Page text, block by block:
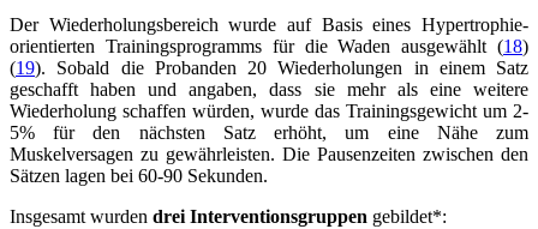
Der Wiederholungsbereich wurde auf Basis eines Hypertrophie-
orientierten Trainingsprogramms für die Waden ausgewählt (18)
(19). Sobald die Probanden 20 Wiederholungen in einem Satz
geschafft haben und angaben, dass sie mehr als eine weitere
Wiederholung schaffen würden, wurde das Trainingsgewicht um 2-
5% für den nächsten Satz erhöht, um eine Nähe zum
Muskelversagen zu gewährleisten. Die Pausenzeiten zwischen den
Sätzen lagen bei 60-90 Sekunden.
Insgesamt wurden drei Interventionsgruppen gebildet*: